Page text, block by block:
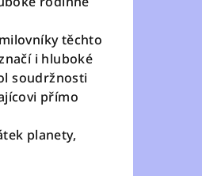
těchto
i hluboké
soudržnosti
přímo
planety,